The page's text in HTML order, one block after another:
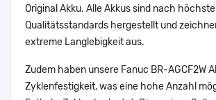
Original Akku. Alle Akkus sind nach
Qualitätsstandards hergestellt und
extreme Langlebigkeit aus.
Zudem haben unsere Fanuc BR-AGCF2W
Zyklenfestigkeit, was eine hohe Anzahl